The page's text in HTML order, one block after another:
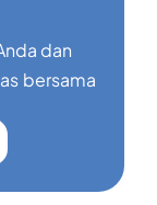
dan
bersama